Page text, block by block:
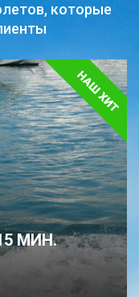
которые
МИН.